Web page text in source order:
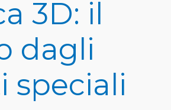
3D: il
dagli
speciali